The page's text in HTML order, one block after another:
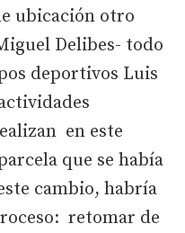
ubicación otro
Delibes- todo
deportivos Luis
en este
que se había
cambio, habría
retomar de